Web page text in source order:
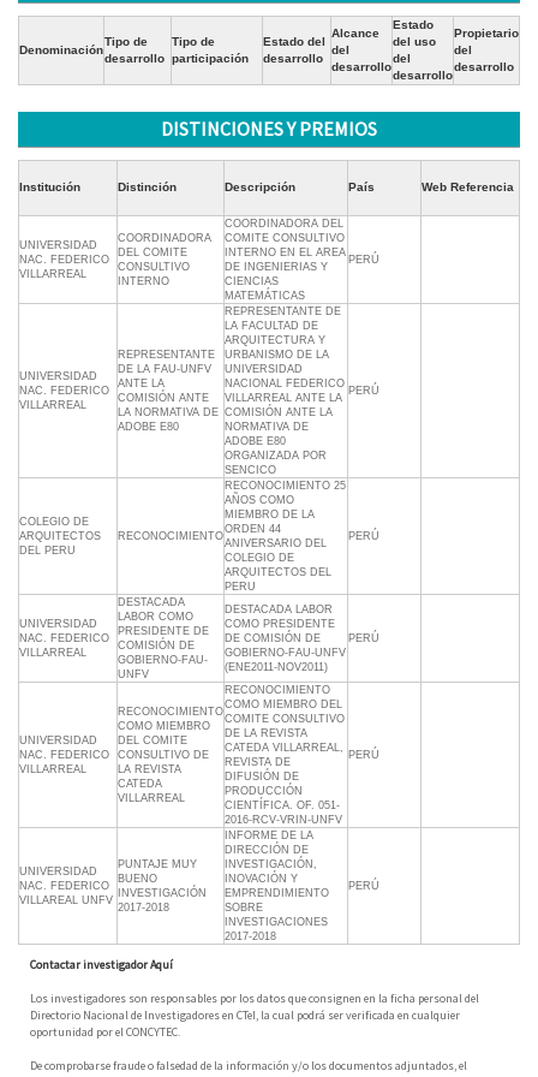
Denominación
Tipo de
desarrollo
Tipo de
participación
Estado del
desarrollo
Alcance
del
desarrollo
Estado
del uso
del
desarrollo
Propietario
del
desarrollo
DISTINCIONES Y PREMIOS
Institución Distinción Descripción País Web Referencia
UNIVERSIDAD
NAC. FEDERICO
VILLARREAL
COORDINADORA
DEL COMITE
CONSULTIVO
INTERNO
COORDINADORA DEL
COMITE CONSULTIVO
INTERNO EN EL AREA
DE INGENIERIAS Y
CIENCIAS
MATEMÁTICAS
PERÚ
UNIVERSIDAD
NAC. FEDERICO
VILLARREAL
REPRESENTANTE
DE LA FAU-UNFV
ANTE LA
COMISIÓN ANTE
LA NORMATIVA DE
ADOBE E80
REPRESENTANTE DE
LA FACULTAD DE
ARQUITECTURA Y
URBANISMO DE LA
UNIVERSIDAD
NACIONAL FEDERICO
VILLARREAL ANTE LA
COMISIÓN ANTE LA
NORMATIVA DE
ADOBE E80
ORGANIZADA POR
SENCICO
PERÚ
COLEGIO DE
ARQUITECTOS
DEL PERU
RECONOCIMIENTO
RECONOCIMIENTO 25
AÑOS COMO
MIEMBRO DE LA
ORDEN 44
ANIVERSARIO DEL
COLEGIO DE
ARQUITECTOS DEL
PERU
PERÚ
UNIVERSIDAD
NAC. FEDERICO
VILLARREAL
DESTACADA
LABOR COMO
PRESIDENTE DE
COMISIÓN DE
GOBIERNO-FAU-
UNFV
DESTACADA LABOR
COMO PRESIDENTE
DE COMISIÓN DE
GOBIERNO-FAU-UNFV
(ENE2011-NOV2011)
PERÚ
UNIVERSIDAD
NAC. FEDERICO
VILLARREAL
RECONOCIMIENTO
COMO MIEMBRO
DEL COMITE
CONSULTIVO DE
LA REVISTA
CATEDA
VILLARREAL
RECONOCIMIENTO
COMO MIEMBRO DEL
COMITE CONSULTIVO
DE LA REVISTA
CATEDA VILLARREAL,
REVISTA DE
DIFUSIÓN DE
PRODUCCIÓN
CIENTÍFICA. OF. 051-
2016-RCV-VRIN-UNFV
PERÚ
UNIVERSIDAD
NAC. FEDERICO
VILLAREAL UNFV
PUNTAJE MUY
BUENO
INVESTIGACIÓN
2017-2018
INFORME DE LA
DIRECCIÓN DE
INVESTIGACIÓN,
INOVACIÓN Y
EMPRENDIMIENTO
SOBRE
INVESTIGACIONES
2017-2018
PERÚ
Contactar investigador Aquí
Los investigadores son responsables por los datos que consignen en la ficha personal del
Directorio Nacional de Investigadores en CTeI, la cual podrá ser verificada en cualquier
oportunidad por el CONCYTEC.
De comprobarse fraude o falsedad de la información y/o los documentos adjuntados, el